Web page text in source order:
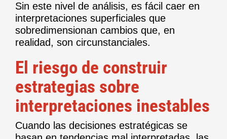
Sin este nivel de análisis, es fácil caer en
interpretaciones superficiales que
sobredimensionan cambios que, en
realidad, son circunstanciales.
El riesgo de construir
estrategias sobre
interpretaciones inestables
Cuando las decisiones estratégicas se